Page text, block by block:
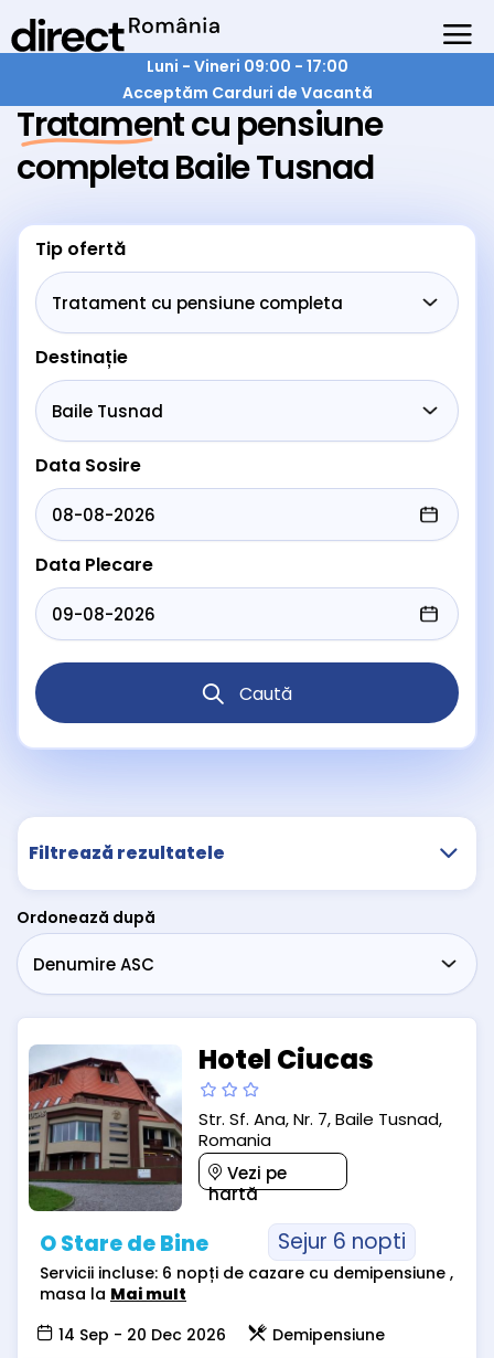
Luni - Vineri 09:00 - 17:00
Acceptăm Carduri de Vacantă
Tratament cu pensiune
completa Baile Tusnad
Tip ofertă
Destinație
Data Sosire
Data Plecare
Caută
Filtrează rezultatele
Ordonează după
Hotel Ciucas
Str. Sf. Ana, Nr. 7, Baile Tusnad,
Romania
Vezi pe
hartă
O Stare de Bine Sejur 6 nopti
Servicii incluse: 6 nopți de cazare cu demipensiune ,
masa la Mai mult
14 Sep - 20 Dec 2026
Demipensiune